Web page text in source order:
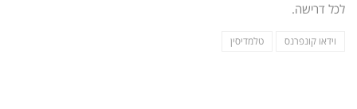
לכל דרישה.
וידאו קונפרנס טלמדיסין